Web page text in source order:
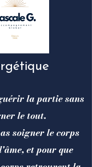
la partie sans
le tout.
soigner le corps
et pour que